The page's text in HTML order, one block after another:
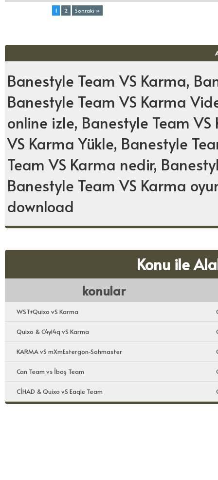
1 2 Sonraki »
Banestyle Team VS Karma,
Banestyle Team VS Karma
online izle, Banestyle Team
VS Karma Yükle, Banestyle
Team VS Karma nedir,
Banestyle Team VS Karma
download
Konu ile
konular
WST+Quixo vS Karma
Quixo & C4yl4q vS Karma
KARMA vS mXmEstergon-Sohmaster
Can Team vs İboş Team
CİHAD & Quixo vS Eaqle Team